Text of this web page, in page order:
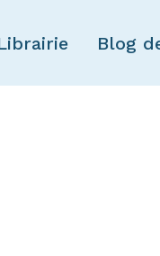
main contentBlog